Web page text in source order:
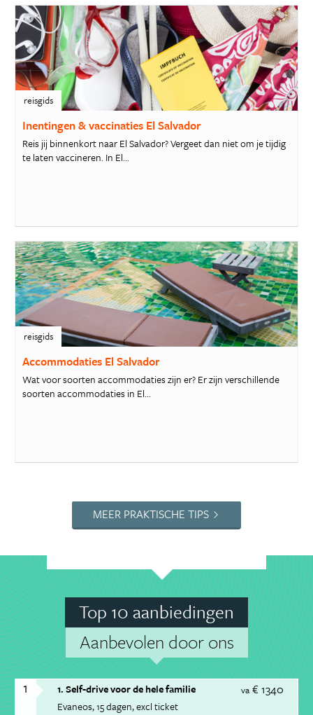
reisgids
Inentingen & vaccinaties El Salvador
Reis jij binnenkort naar El Salvador? Vergeet dan niet om je tijdig
te laten vaccineren. In El...
reisgids
Accommodaties El Salvador
Wat voor soorten accommodaties zijn er? Er zijn verschillende
soorten accommodaties in El...
MEER PRAKTISCHE TIPS
Top 10 aanbiedingen
Aanbevolen door ons
1 va € 1340
1. Self-drive voor de hele familie
Evaneos 15 dagen excl ticket